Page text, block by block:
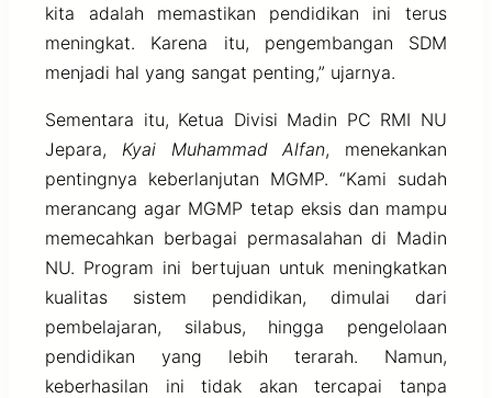
kita adalah memastikan pendidikan ini terus
meningkat. Karena itu, pengembangan SDM
menjadi hal yang sangat penting,” ujarnya.
Sementara itu, Ketua Divisi Madin PC RMI NU
Jepara, Kyai Muhammad Alfan, menekankan
pentingnya keberlanjutan MGMP. “Kami sudah
merancang agar MGMP tetap eksis dan mampu
memecahkan berbagai permasalahan di Madin
NU. Program ini bertujuan untuk meningkatkan
kualitas sistem pendidikan, dimulai dari
pembelajaran, silabus, hingga pengelolaan
pendidikan yang lebih terarah. Namun,
keberhasilan ini tidak akan tercapai tanpa